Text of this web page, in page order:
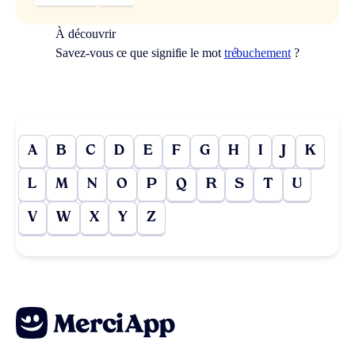
À découvrir
Savez-vous ce que signifie le mot trébuchement?
A B C D E F G H I J K
L M N O P Q R S T U
V W X Y Z